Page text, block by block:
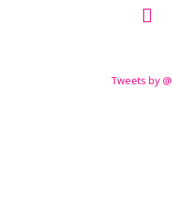
Tweets by